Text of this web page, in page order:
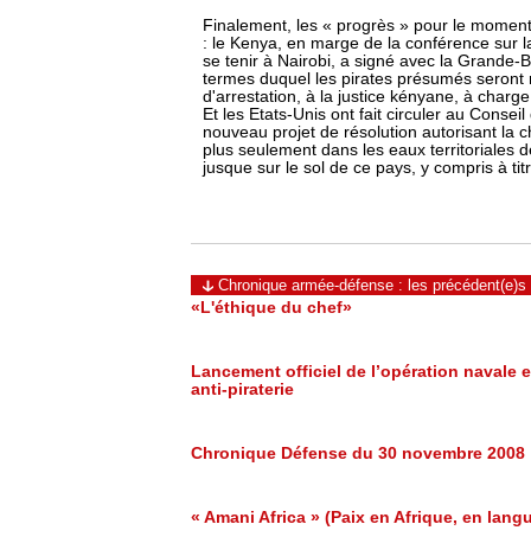
Finalement, les « progrès » pour le
: le Kenya, en marge de la conférence sur
se tenir à Nairobi, a signé avec la Grande-
termes duquel les pirates présumés seront
d'arrestation, à la justice kényane, à
Et les Etats-Unis ont fait circuler au
nouveau projet de résolution autorisant la
plus seulement dans les eaux territoriales
jusque sur le sol de ce pays, y compris à
Chronique armée-défense : les précédent(e)s
«L'éthique du chef»
Lancement officiel de l’opération navale
anti-piraterie
Chronique Défense du 30 novembre 2008
« Amani Africa » (Paix en Afrique, en